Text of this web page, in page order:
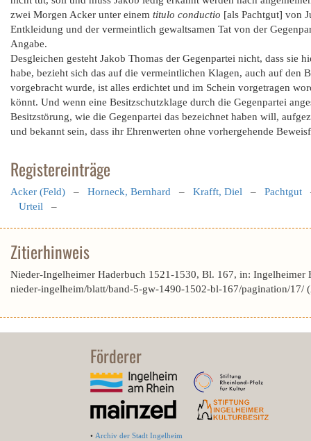
zwei Morgen Acker unter einem titulo conductio [als Pachtgut] von
Entkleidung und der vermeintlich gewaltsamen Tat von der
Angabe.
Desgleichen gesteht Jakob Thomas der Gegenpartei nicht, dass sie
habe, bezieht sich das auf die vermeintlichen Klagen, auch auf den
vorgebracht wurde, ist alles erdichtet und im Schein vorgetragen
könnt. Und wenn eine Besitzschutzklage durch die Gegenpartei
Besitzstörung, wie die Gegenpartei das bezeichnet haben will,
und bekannt sein, dass ihr Ehrenwerten ohne vorhergehende
Registereinträge
Acker (Feld) – Horneck, Bernhard – Krafft, Diel – Pachtgut
Urteil –
Zitierhinweis
Nieder-Ingelheimer Haderbuch 1521-1530, Bl. 167, in:
nieder-ingelheim/blatt/band-5-gw-1490-1502-bl-167/pagination/17/
Förderer
• Archiv der Stadt Ingelheim